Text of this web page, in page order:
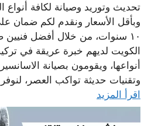
تحديث وتوريد وصيانة لكافة أنواع
وبأقل الأسعار ونقدم لكم ضمان
١٠ سنوات، من خلال أفضل
الكويت لديهم خبرة عريقة في
أنواعها، ويقومون بصيانة
وتقنيات حديثة تواكب العصر،
اقرأ المزيد